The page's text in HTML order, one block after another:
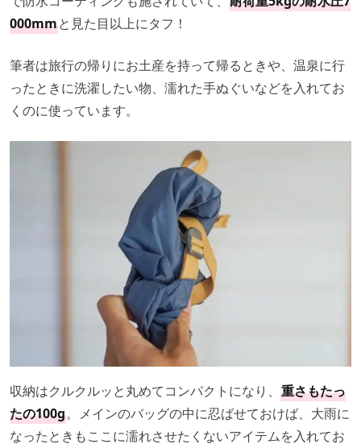
000mmと見た目以上にタフ！
筆者は旅行の帰りにお土産を持って帰るときや、温泉に行
ったときに洗濯したい物、濡れた手ぬぐいなどを入れてお
くのに使っています。
収納はクルクルッと丸めてコンパクトになり、 重さもたっ
たの100g。メインのバッグの中に忍ばせておけば、大雨に
なったときもここに濡れさせたくないアイテムを入れてお